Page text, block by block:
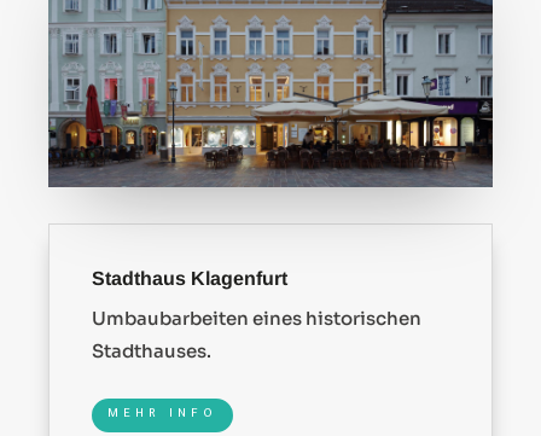
Stadthaus Klagenfurt
Umbaubarbeiten eines historischen
Stadthauses.
MEHR INFO